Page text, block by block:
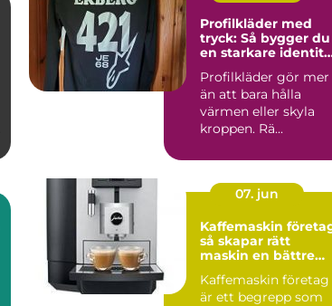
Profilkläder med
tryck: Så bygger du
en starkare
Profilkläder gör mer
än att bara hålla
värmen eller skyla
kroppen. Rä...
07. jun
Kaffemaskin
så skapar rätt
maskin en bättre
Kaffemaskin företag
är ett begrepp som